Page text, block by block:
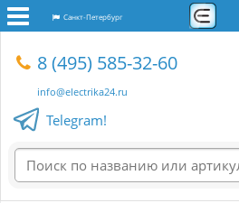
Санкт-Петербург
8 (495) 585-32-60
info@electrika24.ru
Telegram!